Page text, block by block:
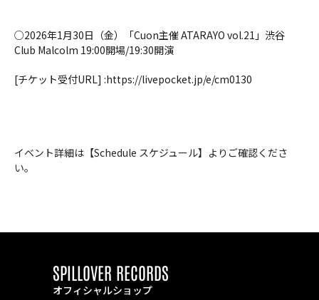
○2026年1月30日（金）「Cuon主催 ATARAYO vol.21」渋谷
Club Malcolm 19:00開場/19:30開演
[チケット受付URL] :https://livepocket.jp/e/cm0130
イベント詳細は【Schedule スケジュール】よりご確認くださ
い。
SPILLOVER RECORDS
オフィシャルショップ